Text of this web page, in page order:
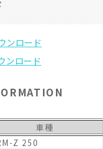
車種
Z 250